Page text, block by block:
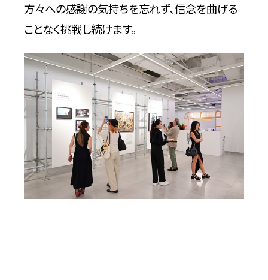
方々への感謝の気持ちを忘れず、信念を曲げる
ことなく挑戦し続けます。